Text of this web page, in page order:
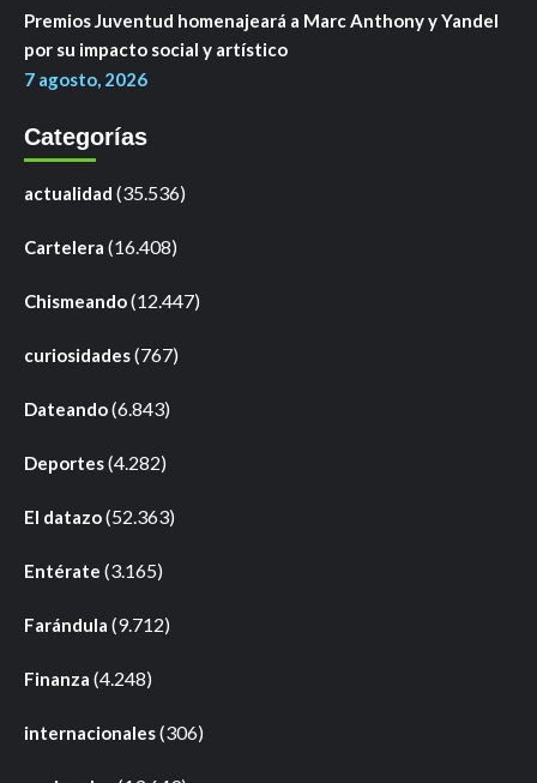
Premios Juventud homenajeará a Marc Anthony y Yandel
por su impacto social y artístico
7 agosto, 2026
Categorías
actualidad (35.536)
Cartelera (16.408)
Chismeando(12.447)
curiosidades(767)
Dateando(6.843)
Deportes(4.282)
El datazo(52.363)
Entérate (3.165)
Farándula (9.712)
Finanza (4.248)
internacionales(306)